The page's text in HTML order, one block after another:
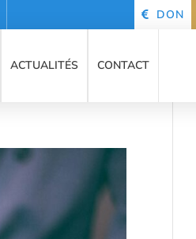
DON
ACTUALITÉS CONTACT